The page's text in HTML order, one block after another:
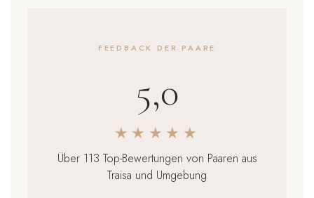
FEEDBACK DER PAARE
5,0
★★★★★
Über 113 Top-Bewertungen von Paaren aus
Traisa und Umgebung